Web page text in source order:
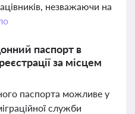
незважаючи на
паспорт в
за місцем
паспорта можливе у
служби